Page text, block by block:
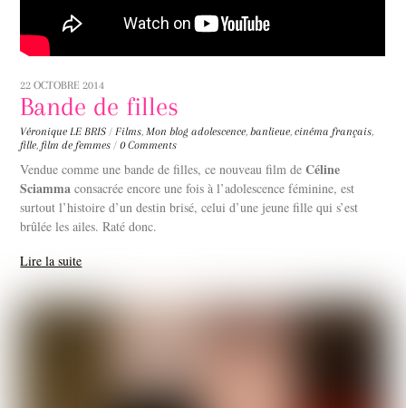
22 OCTOBRE 2014
Bande de filles
Véronique LE BRIS / Films,Mon blog adolescence,banlieue,cinéma français,
fille, film de femmes / 0 Comments
Vendue comme une bande de filles, ce nouveau film deCéline
Sciamma consacrée encore une fois à l’adolescence féminine, est
surtout l’histoire d’un destin brisé, celui d’une jeune fille qui s’est
brûlée les ailes. Raté donc.
Lire la suite